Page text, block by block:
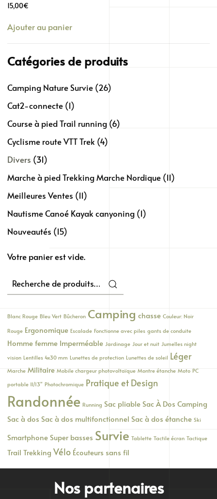
15,00€
Ajouter au panier
Catégories de produits
Camping Nature Survie (26)
Cat2-connecte (1)
Course à pied Trail running (6)
Cyclisme route VTT Trek (4)
Divers (31)
Marche à pied Trekking Marche Nordique (11)
Meilleures Ventes (11)
Nautisme Canoé Kayak canyoning (1)
Nouveautés (15)
Votre panier est vide.
Recherche
pour :
Blanc Rouge Bleu Vert Bûcheron Camping chasse Couleur: Noir
Rouge Ergonomique Escalade Fonctionne avec piles gants de conduite
Homme femme Imperméable Jardinage Jour et nuit Jumelles night
vision Lentilles 4x30 mm Lunettes de protection Lunettes de soleil Léger
Marche Militaire Mobile chargeur photovoltaïque Montre étanche Moto PC
portable 11/13" Photochromique Pratique et Design
Randonnée Running Sac pliable Sac À Dos Camping
Sac à dos Sac à dos multifonctionnel Sac à dos étanche Ski
Smartphone Super basses Survie Tablette Tactile écran Tactique
Trail Trekking Vélo Écouteurs sans fil
Nos partenaires